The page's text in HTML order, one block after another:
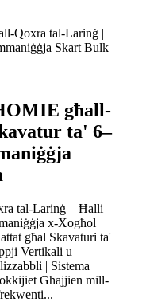
għall-
ta' 6–
tal-Larinġ – Ħalli
x-Xogħol
għal Skavaturi ta'
Vertikali u
| Sistema
Għajjien mill-